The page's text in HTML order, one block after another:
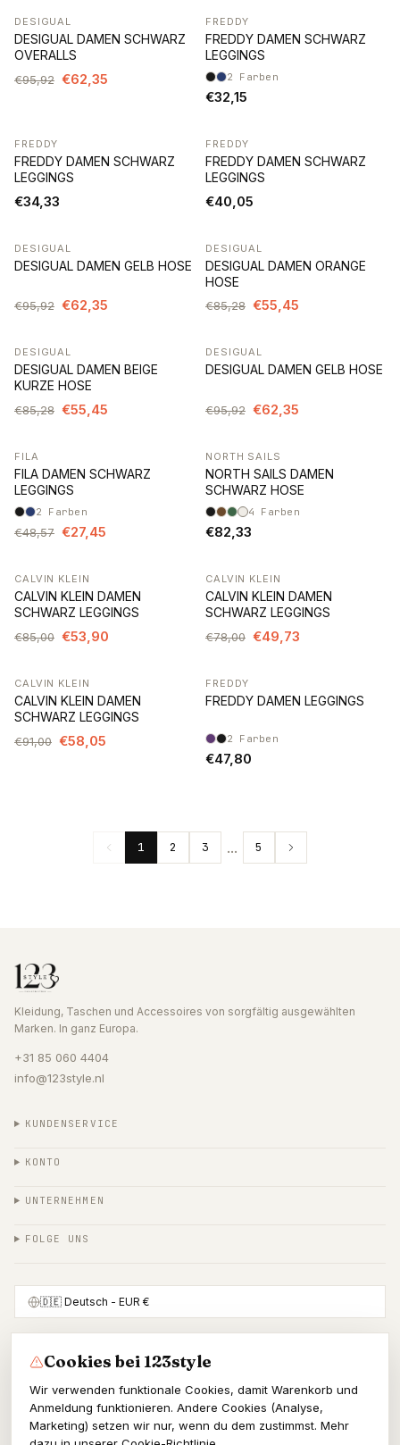
-35%
DESIGUAL
DESIGUAL DAMEN SCHWARZ
OVERALLS
€95,92 €62,35
FREDDY
FREDDY DAMEN SCHWARZ
LEGGINGS
2 Farben
€32,15
FREDDY
FREDDY DAMEN SCHWARZ
LEGGINGS
€34,33
FREDDY
FREDDY DAMEN SCHWARZ
LEGGINGS
€40,05
-35%
DESIGUAL
DESIGUAL DAMEN GELB HOSE
€95,92 €62,35
-35%
DESIGUAL
DESIGUAL DAMEN ORANGE
HOSE
€85,28 €55,45
-35%
DESIGUAL
DESIGUAL DAMEN BEIGE
KURZE HOSE
€85,28 €55,45
-35%
DESIGUAL
DESIGUAL DAMEN GELB HOSE
€95,92 €62,35
-43%
FILA
FILA DAMEN SCHWARZ
LEGGINGS
2 Farben
€48,57 €27,45
NORTH SAILS
NORTH SAILS DAMEN
SCHWARZ HOSE
4 Farben
€82,33
-37%
CALVIN KLEIN
CALVIN KLEIN DAMEN
SCHWARZ LEGGINGS
€85,00 €53,90
-36%
CALVIN KLEIN
CALVIN KLEIN DAMEN
SCHWARZ LEGGINGS
€78,00 €49,73
-36%
CALVIN KLEIN
CALVIN KLEIN DAMEN
SCHWARZ LEGGINGS
€91,00 €58,05
FREDDY
FREDDY DAMEN LEGGINGS
2 Farben
€47,80
1 2 3 ... 5
Kleidung, Taschen und Accessoires von sorgfältig ausgewählten
Marken. In ganz Europa.
+31 85 060 4404
info@123style.nl
KUNDENSERVICE
KONTO
UNTERNEHMEN
FOLGE UNS
🇩🇪 Deutsch - EUR €
SICHER BEZAHLEN MIT
Cookies bei 123style
Wir verwenden funktionale Cookies, damit Warenkorb und
Anmeldung funktionieren. Andere Cookies (Analyse,
Marketing) setzen wir nur, wenn du dem zustimmst. Mehr